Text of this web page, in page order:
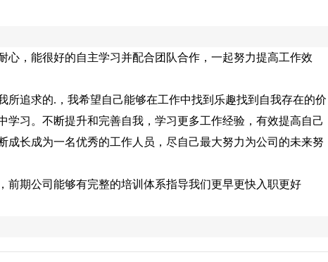
心，能很好的自主学习并配合团队合作，一起努力提高工作效
所追求的.，我希望自己能够在工作中找到乐趣找到自我存在的价
学习。不断提升和完善自我，学习更多工作经验，有效提高自己
成长成为一名优秀的工作人员，尽自己最大努力为公司的未来努
前期公司能够有完整的培训体系指导我们更早更快入职更好